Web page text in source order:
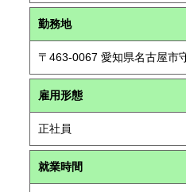
勤務地
〒463-0067 愛知県名古屋市
雇用形態
正社員
就業時間